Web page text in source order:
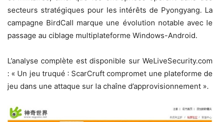
secteurs stratégiques pour les intérêts de Pyongyang. La
campagne BirdCall marque une évolution notable avec le
passage au ciblage multiplateforme Windows-Android.
L’analyse complète est disponible sur WeLiveSecurity.com
: « Un jeu truqué : ScarCruft compromet une plateforme de
jeu dans une attaque sur la chaîne d’approvisionnement ».